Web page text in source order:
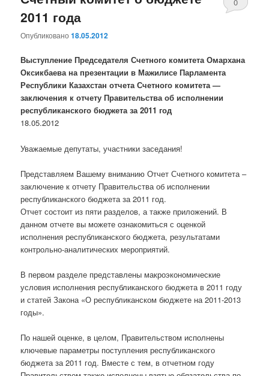
2011 года
Опубликовано18.05.2012
0
Выступление Председателя Счетного комитета Омархана
Оксикбаева на презентации в Мажилисе Парламента
Республики Казахстан отчета Счетного комитета —
заключения к отчету Правительства об исполнении
республиканского бюджета за 2011 год
18.05.2012
Уважаемые депутаты, участники заседания!
Представляем Вашему вниманию Отчет Счетного комитета –
заключение к отчету Правительства об исполнении
республиканского бюджета за 2011 год.
Отчет состоит из пяти разделов, а также приложений. В
данном отчете вы можете ознакомиться с оценкой
исполнения республиканского бюджета, результатами
контрольно-аналитических мероприятий.
В первом разделе представлены макроэкономические
условия исполнения республиканского бюджета в 2011 году
и статей Закона «О республиканском бюджете на 2011-2013
годы».
По нашей оценке, в целом, Правительством исполнены
ключевые параметры поступления республиканского
бюджета за 2011 год. Вместе с тем, в отчетном году